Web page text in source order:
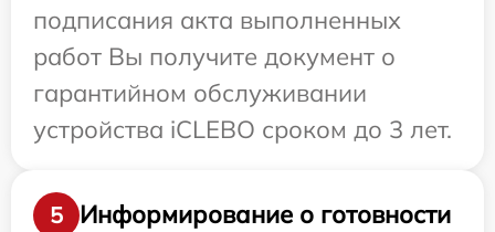
подписания акта выполненных
работ Вы получите документ о
гарантийном обслуживании
устройства iCLEBO сроком до 3 лет.
5
Информирование о готовности